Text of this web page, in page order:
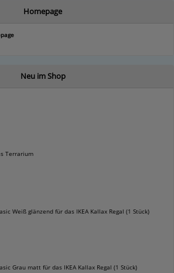
Homepage
Neu im Shop
Terrarium
Weiß glänzend für das IKEA Kallax Regal (1 Stück)
Grau matt für das IKEA Kallax Regal (1 Stück)